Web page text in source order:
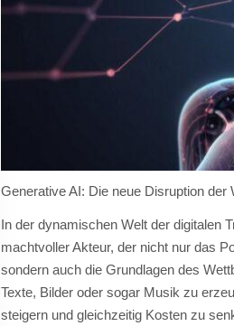
Generative AI: Die neue Disruption der
In der dynamischen Welt der digitalen
machtvoller Akteur, der nicht nur das
sondern auch die Grundlagen des
Texte, Bilder oder sogar Musik zu
steigern und gleichzeitig Kosten zu